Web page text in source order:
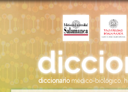
diccionario médico-biológico,